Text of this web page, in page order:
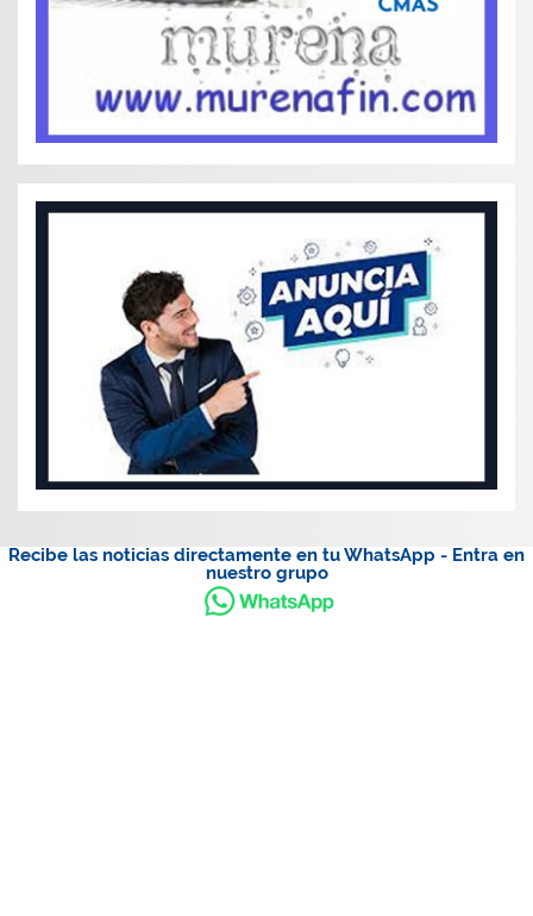
Recibe las noticias directamente en tu WhatsApp - Entra en
nuestro grupo